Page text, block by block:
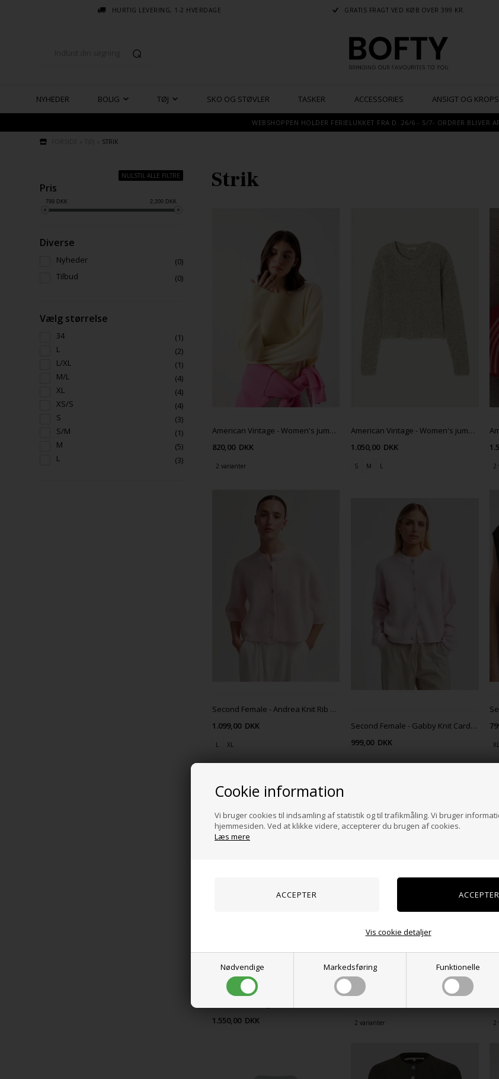
Cookie information
Vi bruger cookies til indsamling af statistik og til trafikmåling. Vi bruger
hjemmesiden. Ved at klikke videre, accepterer du brugen af cookies.
Læs mere
Nødvendige Markedsføring Funktionelle
Vis cookie detaljer
HURTIG LEVERING, 1-2 HVERDAGE GRATIS FRAGT VED KØB OVER 399 KR.
NYHEDER BOLIG TØJ SKO OG STØVLER TASKER ACCESSORIES ANSIGT OG
WEBSHOPPEN HOLDER FERIELUKKET FRA D. 26/6 - 5/7- ORDRER BLIVER
STRIK
NULSTIL ALLE FILTRE
Pris
799 DKK 2,200 DKK
Diverse
Nyheder
(0)
Tilbud
(0)
Vælg størrelse
34
(1)
L
(2)
L/XL
(1)
M/L
(4)
XL
(4)
XS/S
(4)
S
(3)
S/M
(1)
M
(5)
L
(3)
Strik
American Vintage - Women's jumper Liucity - Lemonade
820,00 DKK
2 varianter
American Vintage - Women's jumper Twily
1.050,00 DKK
S M L 2
Second Female - Andrea Knit Rib Cardigan
1.099,00 DKK
L XL
Second Female - Gabby Knit Cardigan
999,00 DKK XL
1.550,00 DKK
American Vintage - Women's cardigan East - Navy melange
2 varianter 2